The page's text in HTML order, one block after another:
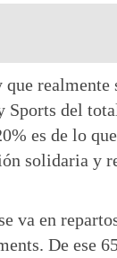
realmente
Sports del
es de lo
solidaria y
va en
De ese